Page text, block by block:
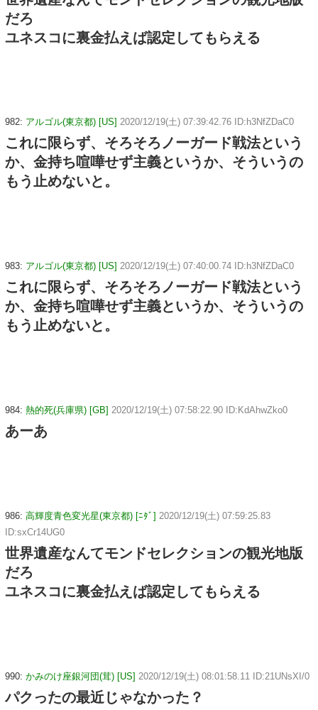
だろ
ユネスコに裏金払えば認定してもらえる
982: アルゴル(東京都) [US] 2020/12/19(土) 07:39:42.76 ID:h3NfZDaC0
これに限らず、そろそろノーガード戦法という
か、金持ち喧嘩せず主義というか、そういうの
もう止めないと。
983: アルゴル(東京都) [US] 2020/12/19(土) 07:40:00.74 ID:h3NfZDaC0
これに限らず、そろそろノーガード戦法という
か、金持ち喧嘩せず主義というか、そういうの
もう止めないと。
984: 熱的死(兵庫県) [GB] 2020/12/19(土) 07:58:22.90 ID:KdAhwZko0
あーあ
986: 高輝度青色変光星(東京都) [ﾆﾀﾞ] 2020/12/19(土) 07:59:25.83
ID:sxCr14UG0
世界遺産なんてモンドセレクションの観光地版
だろ
ユネスコに裏金払えば認定してもらえる
990: かみのけ座銀河団(茸) [US] 2020/12/19(土) 08:01:58.11 ID:21UNsXI/0
パクったの最近じゃなかった？